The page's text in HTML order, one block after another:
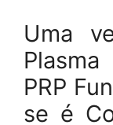
Uma
PRP
se é